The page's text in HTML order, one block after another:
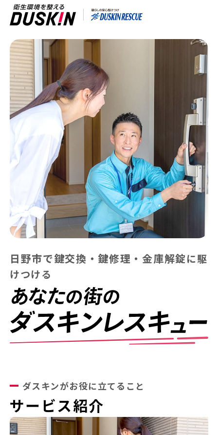
日野市で鍵交換・鍵修理・金庫解錠に駆
けつける
ダスキンがお役に立てること
サービス紹介